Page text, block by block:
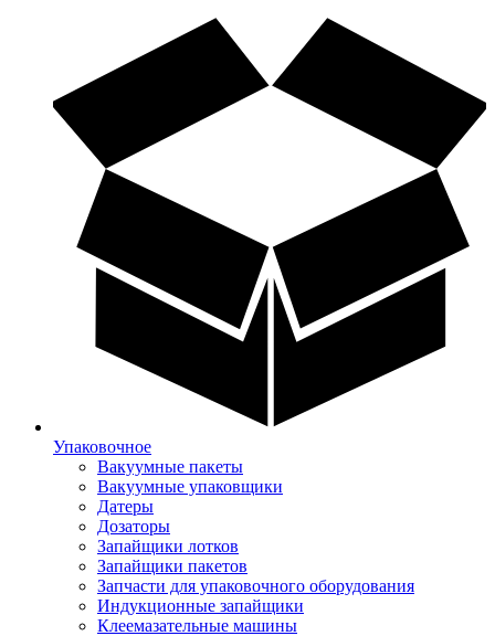
Упаковочное
Вакуумные пакеты
Вакуумные упаковщики
Датеры
Дозаторы
Запайщики лотков
Запайщики пакетов
Запчасти для упаковочного оборудования
Индукционные запайщики
Клеемазательные машины